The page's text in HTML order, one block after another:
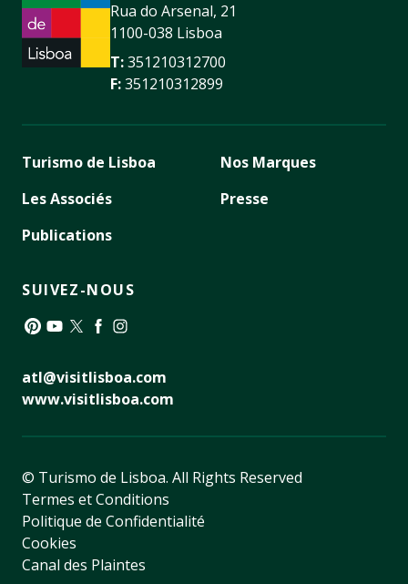
Rua do Arsenal, 21
1100-038 Lisboa
T:351210312700
F:351210312899
Turismo de Lisboa
Les Associés
Publications
Nos Marques
Presse
SUIVEZ-NOUS
atl@visitlisboa.com
www.visitlisboa.com
© Turismo de Lisboa. All Rights Reserved
Termes et Conditions
Politique de Confidentialité
Cookies
Canal des Plaintes